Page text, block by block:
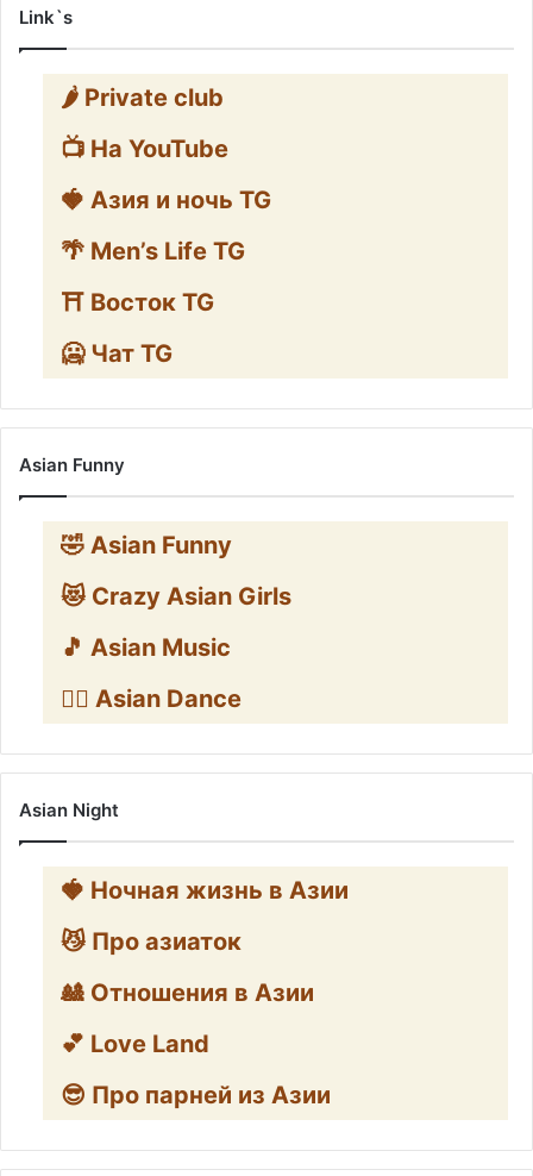
Link`s
🌶️ Private club
📺 На YouTube
🍓 Азия и ночь TG
🌴 Men’s Life TG
⛩️ Восток TG
🥶 Чат TG
Asian Funny
🤣 Asian Funny
😻 Crazy Asian Girls
🎵 Asian Music
👯‍♀️ Asian Dance
Asian Night
🍓 Ночная жизнь в Азии
😼 Про азиаток
🎎 Отношения в Азии
💕 Love Land
😎 Про парней из Азии